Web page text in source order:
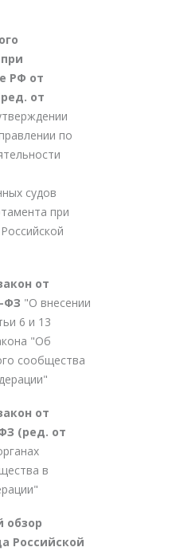
РФ от
от
по
судов
при
от
ФЗ "О внесении
6 и 13
"Об
сообщества
от
(ред. от
в
обзор
Российской